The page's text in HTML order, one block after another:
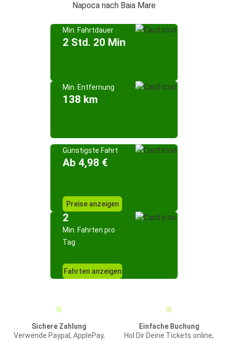
Napoca nach Baia Mare
Min. Fahrtdauer
2 Std. 20 Min
Min. Entfernung
138 km
Günstigste Fahrt
Ab 4,98 €
Preise anzeigen
2
Min. Fahrten pro
Tag
Fahrten anzeigen
Sichere Zahlung
Verwende Paypal, ApplePay,
Einfache Buchung
Hol Dir Deine Tickets online,